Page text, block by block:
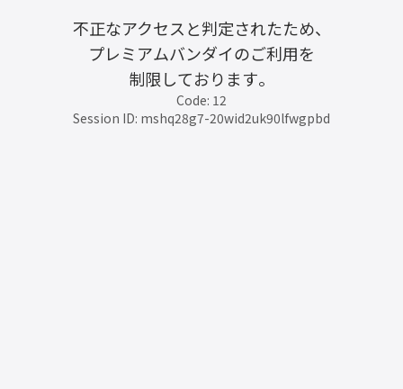
不正なアクセスと判定されたため、
プレミアムバンダイのご利用を
制限しております。
Code: 12
Session ID: mshq28g7-20wid2uk90lfwgpbd